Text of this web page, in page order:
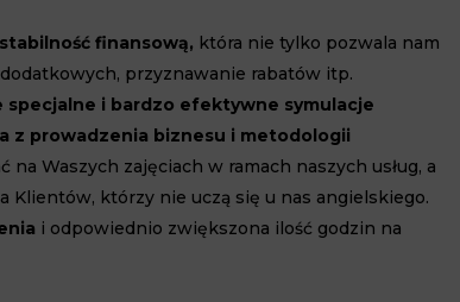
finansową, która nie tylko pozwala nam
przyznawanie rabatów itp.
specjalne i bardzo efektywne symulacje
z prowadzenia biznesu i metodologii
na Waszych zajęciach w ramach naszych usług, a
Klientów, którzy nie uczą się u nas angielskiego.
i odpowiednio zwiększona ilość godzin na